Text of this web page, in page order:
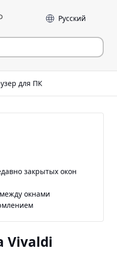
Language
для ПК
Vivaldi
закрытых окон
окнами